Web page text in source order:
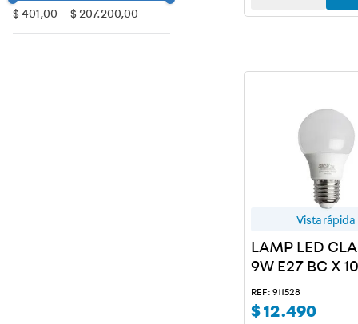
20 W
24 W
4000-SemiCálido
$ 401,00 – $ 207.200,00
Vista rápida
LAMP LED
9W E27 BC X
REF: 911528
$12.490